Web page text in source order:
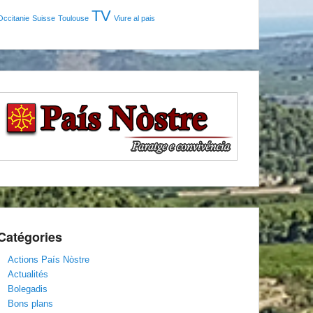
Suisse Toulouse TV Viure al pais
Actions País Nòstre
Actualités
Bolegadis
Bons plans